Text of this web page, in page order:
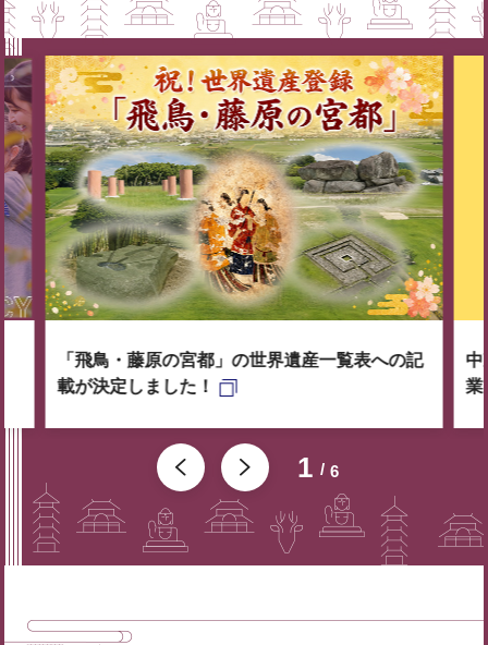
1 6
「飛鳥・藤原の宮都」の世界遺産一覧表への記
載が決定しました！
中
業